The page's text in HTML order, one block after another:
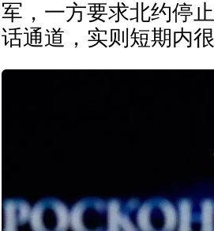
军，一方要求北约停
话通道，实则短期内